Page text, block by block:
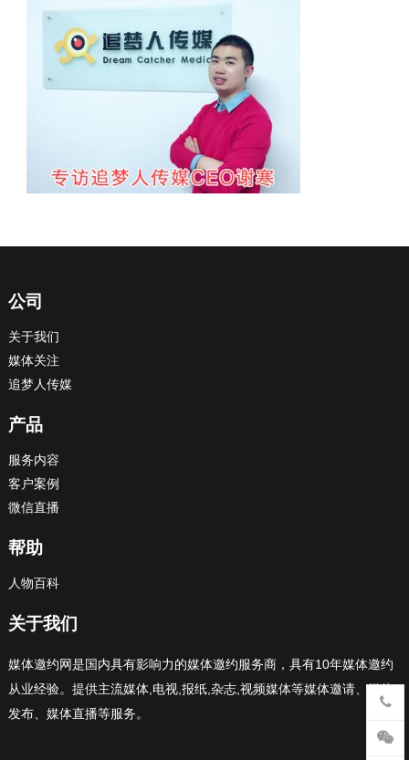
公司
关于我们
媒体关注
追梦人传媒
产品
服务内容
客户案例
微信直播
帮助
人物百科
关于我们
媒体邀约网是国内具有影响力的媒体邀约服务商，具有10年媒体邀约
从业经验。提供主流媒体,电视,报纸,杂志,视频媒体等媒体邀请、媒体
发布、媒体直播等服务。